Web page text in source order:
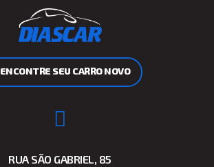
ENCONTRE SEU CARRO NOVO
RUA SÃO GABRIEL, 85